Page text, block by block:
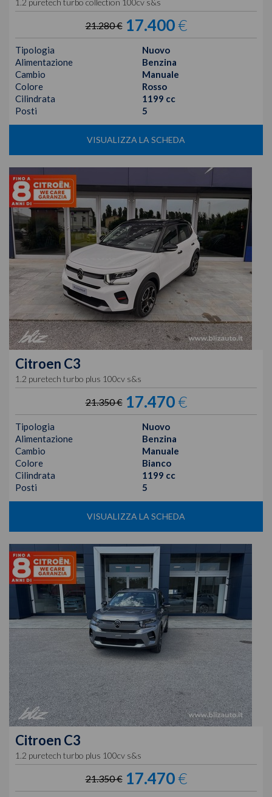
1.2 puretech turbo collection 100cv s&s
21.280 € 17.400€
Tipologia
Nuovo
Alimentazione
Benzina
Cambio
Manuale
Colore
Rosso
Cilindrata
1199 cc
Posti
5
VISUALIZZA LA SCHEDA
Citroen C3
1.2 puretech turbo plus 100cv s&s
21.350 € 17.470€
Tipologia
Nuovo
Alimentazione
Benzina
Cambio
Manuale
Colore
Bianco
Cilindrata
1199 cc
Posti
5
VISUALIZZA LA SCHEDA
Citroen C3
1.2 puretech turbo plus 100cv s&s
21.350 € 17.470€